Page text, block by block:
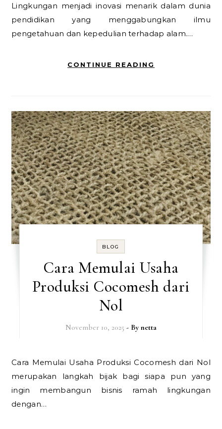
Lingkungan menjadi inovasi menarik dalam dunia
pendidikan yang menggabungkan ilmu
pengetahuan dan kepedulian terhadap alam.…
CONTINUE READING
BLOG
Cara Memulai Usaha
Produksi Cocomesh dari
Nol
November 10, 2025 - By netta
Cara Memulai Usaha Produksi Cocomesh dari Nol
merupakan langkah bijak bagi siapa pun yang
ingin membangun bisnis ramah lingkungan
dengan…